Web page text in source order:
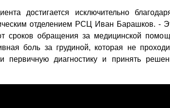
достигается исключительно
отделением РСЦ Иван Барашков. -
сроков обращения за медицинской
боль за грудиной, которая не
первичную диагностику и принять